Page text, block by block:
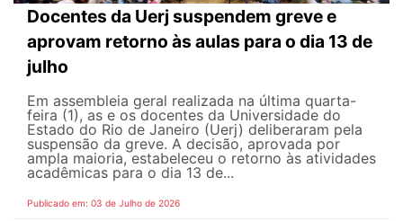
Docentes da Uerj suspendem greve e
aprovam retorno às aulas para o dia 13 de
julho
Em assembleia geral realizada na última quarta-
feira (1), as e os docentes da Universidade do
Estado do Rio de Janeiro (Uerj) deliberaram pela
suspensão da greve. A decisão, aprovada por
ampla maioria, estabeleceu o retorno às atividades
acadêmicas para o dia 13 de...
Publicado em: 03 de Julho de 2026